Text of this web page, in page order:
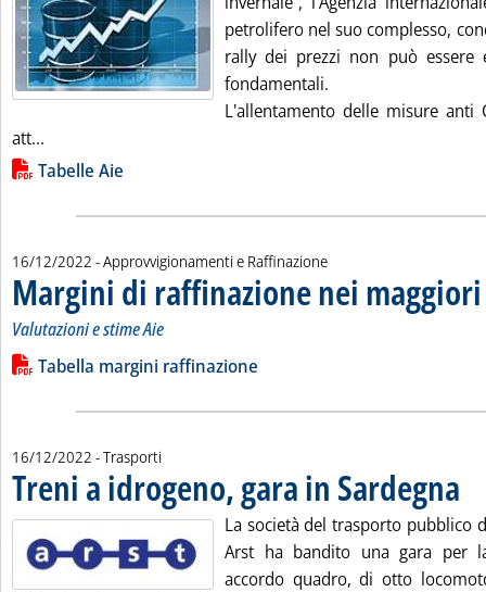
petrolifero nel suo complesso,
rally dei prezzi non può essere
fondamentali.
L'allentamento delle misure anti
att...
Lista allegati PDF alla notizia
Tabelle Aie
16/12/2022 - Approvvigionamenti e Raffinazione
Margini di raffinazione nei
Valutazioni e stime Aie
Leggi tutta la notizia: 'Margini di raffinazione nei maggiori
Lista allegati PDF alla notizia
Tabella margini raffinazione
16/12/2022 - Trasporti
Treni a idrogeno, gara in Sardegna
La società del trasporto pubblico
Arst ha bandito una gara per
accordo quadro, di otto